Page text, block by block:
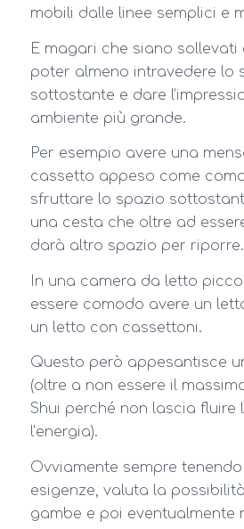
mobili dalle linee semplici e
E magari che siano sollevati
poter almeno intravedere lo
sottostante e dare
ambiente più grande.
Per esempio avere una
cassetto appeso come
sfruttare lo spazio
una cesta che oltre ad
darà altro spazio per riporre.
In una camera da letto
essere comodo avere un
un letto con cassettoni.
Questo però appesantisce
(oltre a non essere il
Shui perché non lascia fluire
l’energia).
Ovviamente sempre
esigenze, valuta la
gambe e poi eventualmente